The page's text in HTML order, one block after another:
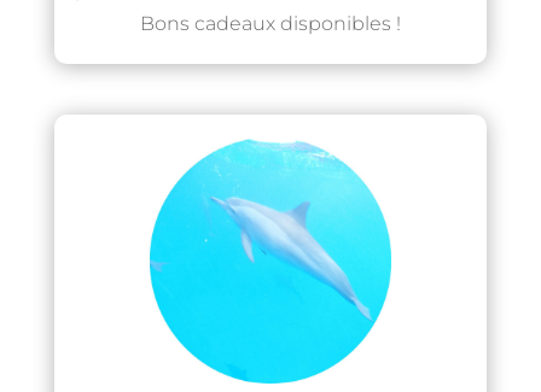
Bons cadeaux disponibles !